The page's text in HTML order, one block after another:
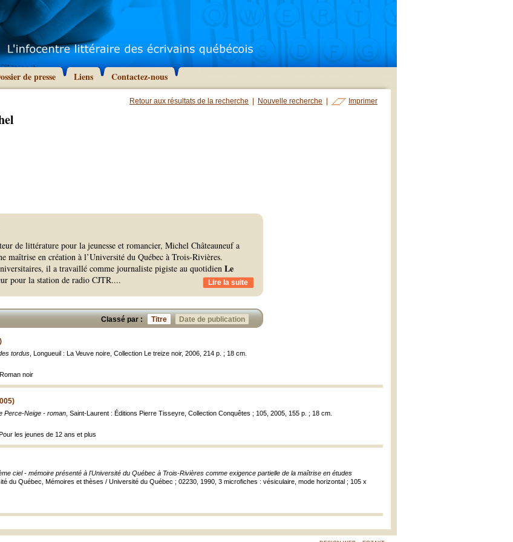
de presse Liens Contactez-nous
Retour aux résultats de la recherche Nouvelle recherche Imprimer
de littérature pour la jeunesse et romancier, Michel Châteauneuf a
maîtrise en création à l’Université du Québec à Trois-Rivières.
il a travaillé comme journaliste pigiste au quotidien Le
pour la station de radio CJTR.... Lire la suite
Classé par : Titre Date de publication
tordus , Longueuil : La Veuve noire, Collection Le treize noir, 2006, 214 p. ; 18 cm.
noir
Perce-Neige - roman , Saint-Laurent : Éditions Pierre Tisseyre, Collection Conquêtes ; 105, 2005, 155 p. ; 18 cm.
les jeunes de 12 ans et plus
ciel - mémoire présenté à l'Université du Québec à Trois-Rivières comme exigence partielle de la maîtrise en études
du Québec, Mémoires et thèses / Université du Québec ; 02230, 1990, 3 microfiches : vésiculaire, mode horizontal ; 105 x